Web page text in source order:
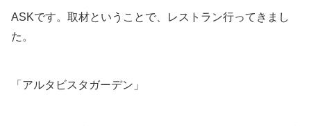
ASKです。取材ということで、レストラン行ってきまし
た。
「アルタビスタガーデン」